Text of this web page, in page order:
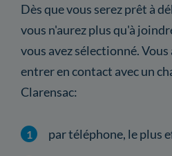
Dès que vous serez prêt à
vous n'aurez plus qu'à
vous avez sélectionné.
entrer en contact avec un
Clarensac:
par téléphone, le plus